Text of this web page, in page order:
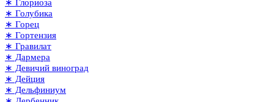
∗ Глориоза
∗ Голубика
∗ Горец
∗ Гортензия
∗ Гравилат
∗ Дармера
∗ Девичий виноград
∗ Дейция
∗ Дельфиниум